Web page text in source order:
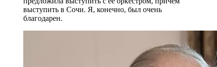
выступить в Сочи. Я, конечно, был очень
благодарен.